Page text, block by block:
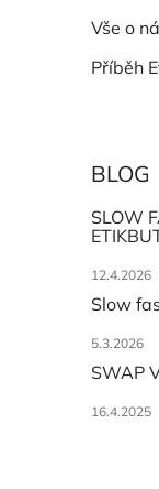
Vše o
Příběh
BLOG
SLOW
12.4.2026
Slow
5.3.2026
SWAP
16.4.2025